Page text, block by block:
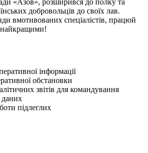
добровольців до своїх лав.
вмотивованих спеціалістів, працюй
найкращими!
інформації
обстановки
звітів для командування
даних
підлеглих